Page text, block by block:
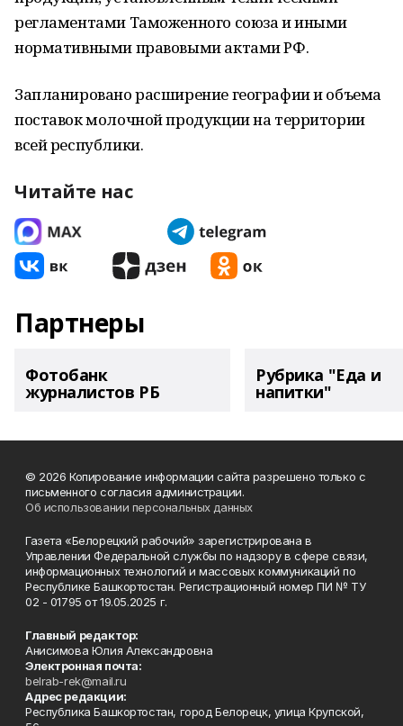
регламентами Таможенного союза и иными
нормативными правовыми актами РФ.
Запланировано расширение географии и объема
поставок молочной продукции на территории
всей республики.
Читайте нас
Партнеры
Фотобанк
журналистов РБ
Рубрика "Еда и
напитки"
© 2026 Копирование информации сайта разрешено только с
письменного согласия администрации.
Об использовании персональных данных
Газета «Белорецкий рабочий» зарегистрирована в
Управлении Федеральной службы по надзору в сфере связи,
информационных технологий и массовых коммуникаций по
Республике Башкортостан. Регистрационный номер ПИ № ТУ
02 - 01795 от 19.05.2025 г.
Главный редактор:
Анисимова Юлия Александровна
Электронная почта:
belrab-rek@mail.ru
Адрес редакции:
Республика Башкортостан, город Белорецк, улица Крупской,